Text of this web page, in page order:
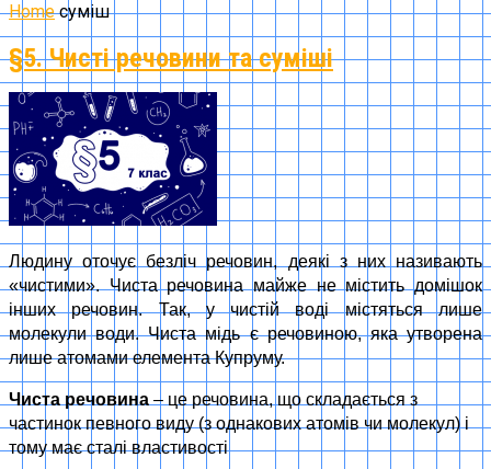
Home суміш
§5. Чисті речовини та суміші
Людину оточує безліч речовин, деякі з них називають
«чистими». Чиста речовина майже не містить домішок
інших речовин. Так, у чистій воді містяться лише
молекули води. Чиста мідь є речовиною, яка утворена
лише атомами елемента Купруму.
Чиста речовина – це речовина, що складається з
частинок певного виду (з однакових атомів чи молекул) і
тому має сталі властивості